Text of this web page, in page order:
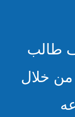
طالب
من خلال